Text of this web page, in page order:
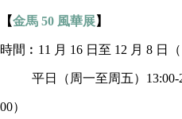
【金馬 50 風華展】​​​​​​​
時間︰11 月 16 日至 12 月 8 日（
平日（周一至周五）13:00-
00）